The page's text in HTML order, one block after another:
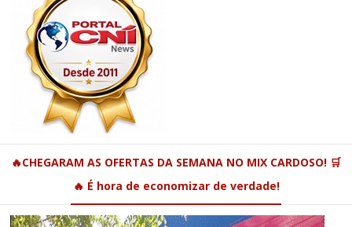
🔥CHEGARAM AS OFERTAS DA SEMANA NO MIX CARDOSO! 🛒
🔥 É hora de economizar de verdade!